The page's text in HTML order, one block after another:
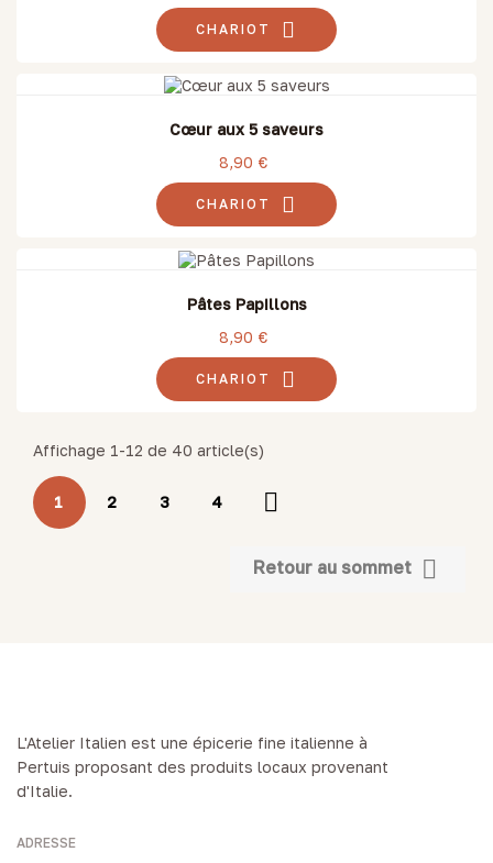
CHARIOT
Cœur aux 5 saveurs
8,90 €
CHARIOT
Pâtes Papillons
8,90 €
CHARIOT
Affichage 1-12 de 40 article(s)
1 2 3 4 
Retour au sommet 
L'Atelier Italien est une épicerie fine italienne à
Pertuis proposant des produits locaux provenant
d'Italie.
ADRESSE